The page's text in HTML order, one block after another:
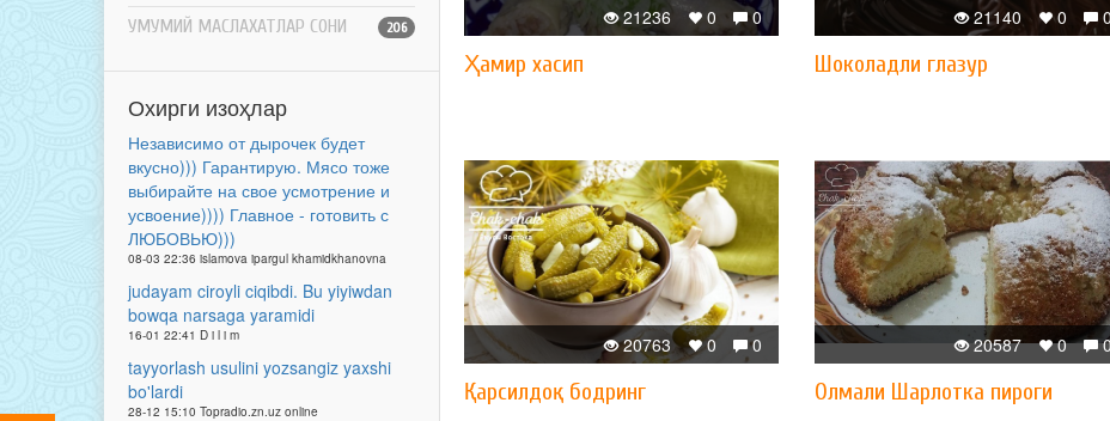
УМУМИЙ МАСЛАХАТЛАР СОНИ 206
Охирги изоҳлар
Независимо от дырочек будет
вкусно))) Гарантирую. Мясо тоже
выбирайте на свое усмотрение и
усвоение)))) Главное - готовить с
ЛЮБОВЬЮ)))
08-03 22:36 islamova ipargul khamidkhanovna
judayam ciroyli ciqibdi. Bu yiyiwdan
bowqa narsaga yaramidi
16-01 22:41 D i l i m
tayyorlash usulini yozsangiz yaxshi
bo'lardi
28-12 15:10 Topradio.zn.uz online
0
0
21236
Ҳамир хасип
0
0
21140
Шоколадли глазур
0
0
20763
Қарсилдоқ бодринг
0
20587
Олмали Шарлотка пироги